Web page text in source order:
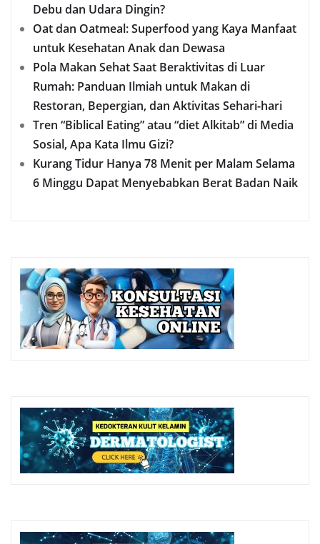
Debu dan Udara Dingin?
Oat dan Oatmeal: Superfood yang Kaya Manfaat
untuk Kesehatan Anak dan Dewasa
Pola Makan Sehat Saat Beraktivitas di Luar
Rumah: Panduan Ilmiah untuk Makan di
Restoran, Bepergian, dan Aktivitas Sehari-hari
Tren “Biblical Eating” atau “diet Alkitab” di Media
Sosial, Apa Kata Ilmu Gizi?
Kurang Tidur Hanya 78 Menit per Malam Selama
6 Minggu Dapat Menyebabkan Berat Badan Naik